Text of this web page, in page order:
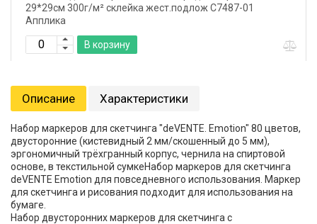
29*29см 300г/м² склейка жест.подлож С7487-01
Апплика
В корзину
Описание Характеристики
Набор маркеров для скетчинга "deVENTE. Emotion" 80 цветов,
двусторонние (кистевидный 2 мм/скошенный до 5 мм),
эргономичный трёхгранный корпус, чернила на спиртовой
основе, в текстильной сумкеНабор маркеров для скетчинга
deVENTE Emotion для повседневного использования. Маркер
для скетчинга и рисования подходит для использования на
бумаге.
Набор двусторонних маркеров для скетчинга с